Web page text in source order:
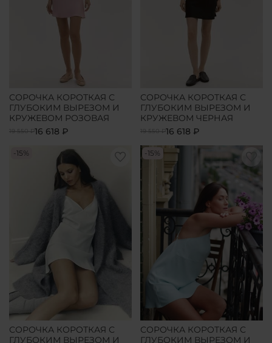
СОРОЧКА КОРОТКАЯ С
ГЛУБОКИМ ВЫРЕЗОМ И
КРУЖЕВОМ РОЗОВАЯ
19 550 ₽16 618 ₽
СОРОЧКА КОРОТКАЯ С
ГЛУБОКИМ ВЫРЕЗОМ И
КРУЖЕВОМ ЧЕРНАЯ
19 550 ₽16 618 ₽
-15%
СОРОЧКА КОРОТКАЯ С
ГЛУБОКИМ ВЫРЕЗОМ И
-15%
СОРОЧКА КОРОТКАЯ С
ГЛУБОКИМ ВЫРЕЗОМ И